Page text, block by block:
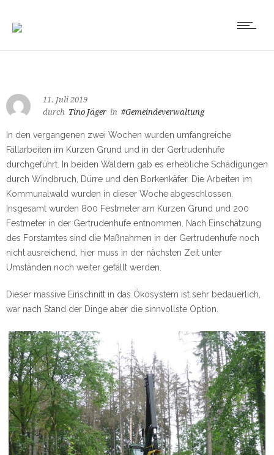
11. Juli 2019
durch Tino Jäger in #Gemeindeverwaltung
In den vergangenen zwei Wochen wurden umfangreiche
Fällarbeiten im Kurzen Grund und in der Gertrudenhufe
durchgeführt. In beiden Wäldern gab es erhebliche Schädigungen
durch Windbruch, Dürre und den Borkenkäfer. Die Arbeiten im
Kommunalwald wurden in dieser Woche abgeschlossen.
Insgesamt wurden 800 Festmeter am Kurzen Grund und 200
Festmeter in der Gertrudenhufe entnommen. Nach Einschätzung
des Forstamtes sind die Maßnahmen in der Gertrudenhufe noch
nicht ausreichend, hier muss in der nächsten Zeit unter
Umständen noch weiter gefällt werden.
Dieser massive Einschnitt in das Ökosystem ist sehr bedauerlich,
war nach Stand der Dinge aber die sinnvollste Option.